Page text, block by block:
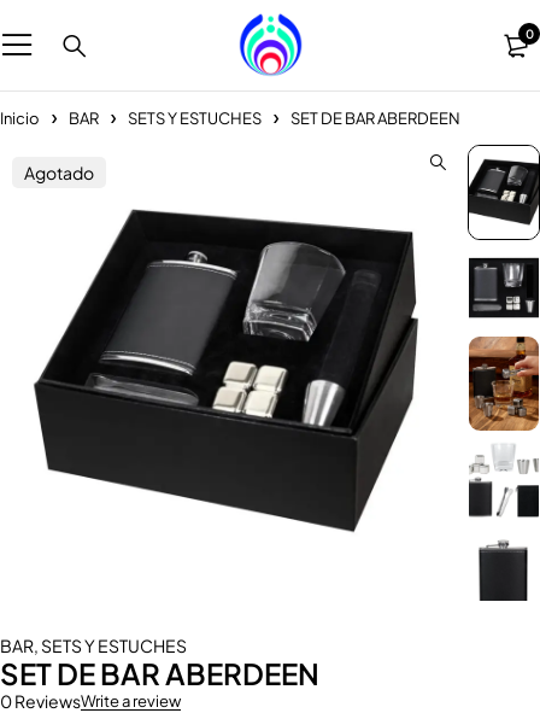
0
Inicio BAR SETS Y ESTUCHES SET DE BAR ABERDEEN
Agotado
BAR, SETS Y ESTUCHES
SET DE BAR ABERDEEN
0 ReviewsWrite a review